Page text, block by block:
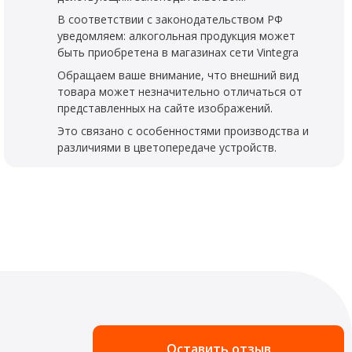
В соответствии с законодательством РФ
уведомляем: алкогольная продукция может
быть приобретена в магазинах сети Vintegra
Обращаем ваше внимание, что внешний вид
товара может незначительно отличаться от
представленных на сайте изображений.
Это связано с особенностями производства и
различиями в цветопередаче устройств.